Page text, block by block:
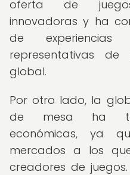
oferta de
innovadoras y ha
de
representativas
global.
Por otro lado, la
de mesa ha
económicas, ya
mercados a los
creadores de